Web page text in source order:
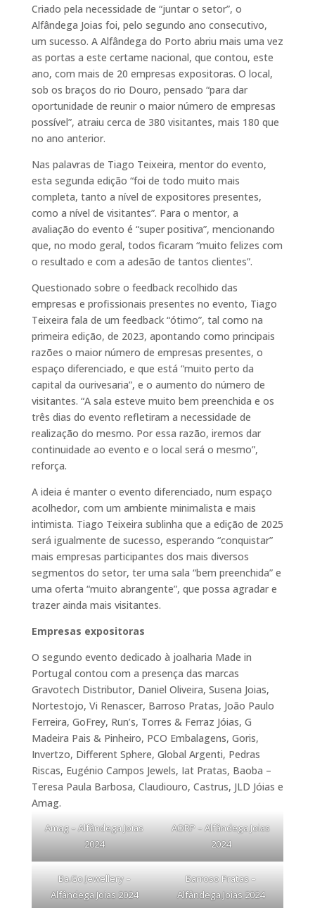
Criado pela necessidade de “juntar o setor”, o
Alfândega Joias foi, pelo segundo ano consecutivo,
um sucesso. A Alfândega do Porto abriu mais uma vez
as portas a este certame nacional, que contou, este
ano, com mais de 20 empresas expositoras. O local,
sob os braços do rio Douro, pensado “para dar
oportunidade de reunir o maior número de empresas
possível”, atraiu cerca de 380 visitantes, mais 180 que
no ano anterior.
Nas palavras de Tiago Teixeira, mentor do evento,
esta segunda edição “foi de todo muito mais
completa, tanto a nível de expositores presentes,
como a nível de visitantes”. Para o mentor, a
avaliação do evento é “super positiva”, mencionando
que, no modo geral, todos ficaram “muito felizes com
o resultado e com a adesão de tantos clientes”.
Questionado sobre o feedback recolhido das
empresas e profissionais presentes no evento, Tiago
Teixeira fala de um feedback “ótimo”, tal como na
primeira edição, de 2023, apontando como principais
razões o maior número de empresas presentes, o
espaço diferenciado, e que está “muito perto da
capital da ourivesaria”, e o aumento do número de
visitantes. “A sala esteve muito bem preenchida e os
três dias do evento refletiram a necessidade de
realização do mesmo. Por essa razão, iremos dar
continuidade ao evento e o local será o mesmo”,
reforça.
A ideia é manter o evento diferenciado, num espaço
acolhedor, com um ambiente minimalista e mais
intimista. Tiago Teixeira sublinha que a edição de 2025
será igualmente de sucesso, esperando “conquistar”
mais empresas participantes dos mais diversos
segmentos do setor, ter uma sala “bem preenchida” e
uma oferta “muito abrangente”, que possa agradar e
trazer ainda mais visitantes.
Empresas expositoras
O segundo evento dedicado à joalharia Made in
Portugal contou com a presença das marcas
Gravotech Distributor, Daniel Oliveira, Susena Joias,
Nortestojo, Vi Renascer, Barroso Pratas, João Paulo
Ferreira, GoFrey, Run’s, Torres & Ferraz Jóias, G
Madeira Pais & Pinheiro, PCO Embalagens, Goris,
Invertzo, Different Sphere, Global Argenti, Pedras
Riscas, Eugénio Campos Jewels, Iat Pratas, Baoba –
Teresa Paula Barbosa, Claudiouro, Castrus, JLD Jóias e
Amag.
Amag – Alfândega Joias
2024
AORP – Alfândega Joias
2024
Ba.Go Jewellery –
Alfândega Joias 2024
Barroso Pratas –
Alfândega Joias 2024